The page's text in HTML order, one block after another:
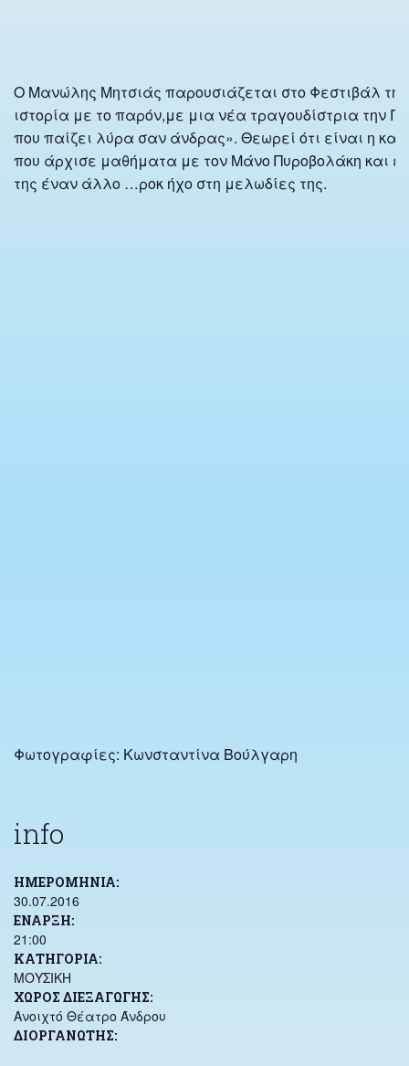
Ο Μανώλης Μητσιάς παρουσιάζεται στο Φεστιβάλ
ιστορία με το παρόν,με μια νέα τραγουδίστρια την
που παίζει λύρα σαν άνδρας». Θεωρεί ότι είναι η
που άρχισε μαθήματα με τον Μάνο Πυροβολάκη και
της έναν άλλο …ροκ ήχο στη μελωδίες της.
Φωτογραφίες: Κωνσταντίνα Βούλγαρη
info
ΗΜΕΡΟΜΗΝΊΑ
30.07.2016
ΕΝΑΡΞΗ
21:00
ΜΟΥΣΙΚΗ
ΧΏΡΟΣ ΔΙΕΞΑΓΩΓΉΣ
Ανοιχτό Θέατρο Άνδρου
ΔΙΟΡΓΑΝΩΤΉΣ